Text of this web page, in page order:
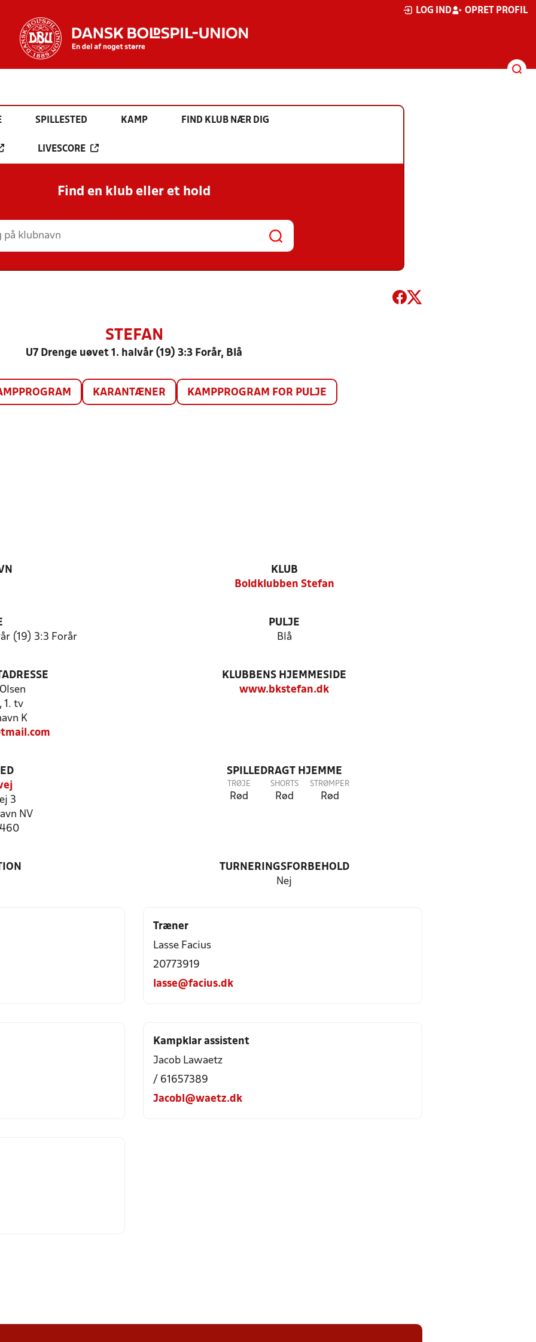
LOG IND OPRET PROFIL
SPILLESTED KAMP FIND KLUB NÆR DIG
LIVESCORE
Find en klub eller et hold
STEFAN
U7 Drenge uøvet 1. halvår (19) 3:3 Forår, Blå
KARANTÆNER KAMPPROGRAM FOR PULJE
KLUB
Boldklubben Stefan
(19) 3:3 Forår
PULJE
Blå
1. tv
K
KLUBBENS HJEMMESIDE
www.bkstefan.dk
3
NV
SPILLEDRAGT HJEMME
TRØJE
Rød
SHORTS
Rød
STRØMPER
Rød
TURNERINGSFORBEHOLD
Nej
Træner
Lasse Facius
20773919
lasse@facius.dk
Kampklar assistent
Jacob Lawaetz
/ 61657389
Jacobl@waetz.dk